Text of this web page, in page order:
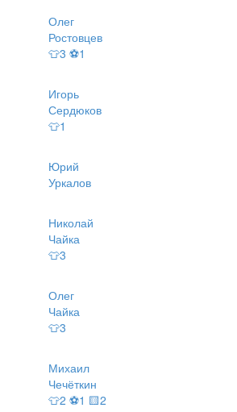
Олег
Ростовцев
👕3 ⚽1
Игорь
Сердюков
👕1
Юрий
Уркалов
Николай
Чайка
👕3
Олег
Чайка
👕3
Михаил
Чечёткин
👕2 ⚽1 🟨2